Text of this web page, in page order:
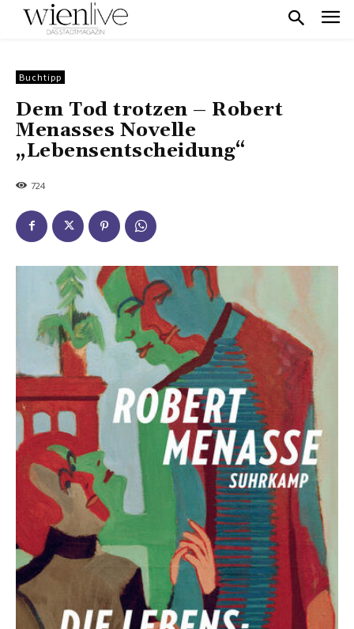
Buchtipp
Dem Tod trotzen – Robert
Menasses Novelle
„Lebensentscheidung“
724